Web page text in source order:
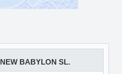
NEW BABYLON SL.